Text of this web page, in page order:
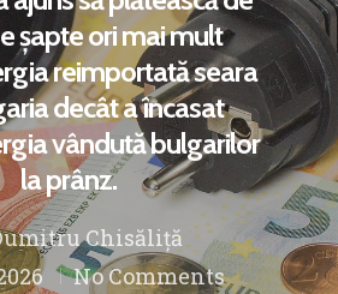
șapte ori mai mult
reimportată seara
decât a încasat
vândută bulgarilor
la prânz.
Chisăliță
No Comments